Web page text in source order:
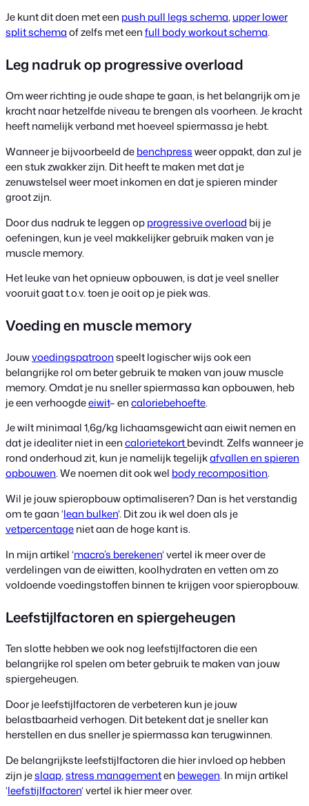
Je kunt dit doen met een push pull legs schema,upper lower
split schemaof zelfs met eenfull body workout schema.
Leg nadruk op progressive overload
Om weer richting je oude shape te gaan, is het belangrijk om je
kracht naar hetzelfde niveau te brengen als voorheen. Je kracht
heeft namelijk verband met hoeveel spiermassa je hebt.
Wanneer je bijvoorbeeld debenchpressweer oppakt, dan zul je
een stuk zwakker zijn. Dit heeft te maken met dat je
zenuwstelsel weer moet inkomen en dat je spieren minder
groot zijn.
Door dus nadruk te leggen opprogressive overload bij je
oefeningen, kun je veel makkelijker gebruik maken van je
muscle memory.
Het leuke van het opnieuw opbouwen, is dat je veel sneller
vooruit gaat t.o.v. toen je ooit op je piek was.
Voeding en muscle memory
Jouwvoedingspatroonspeelt logischer wijs ook een
belangrijke rol om beter gebruik te maken van jouw muscle
memory. Omdat je nu sneller spiermassa kan opbouwen, heb
je een verhoogdeeiwit– encaloriebehoefte.
Je wilt minimaal 1,6g/kg lichaamsgewicht aan eiwit nemen en
dat je idealiter niet in eencalorietekortbevindt. Zelfs wanneer je
rond onderhoud zit, kun je namelijk tegelijkafvallen en spieren
opbouwen. We noemen dit ook wel body recomposition.
Wil je jouw spieropbouw optimaliseren? Dan is het verstandig
om te gaan ‘lean bulken‘. Dit zou ik wel doen als je
vetpercentageniet aan de hoge kant is.
In mijn artikel ‘macro’s berekenen‘ vertel ik meer over de
verdelingen van de eiwitten, koolhydraten en vetten om zo
voldoende voedingstoffen binnen te krijgen voor spieropbouw.
Leefstijlfactoren en spiergeheugen
Ten slotte hebben we ook nog leefstijlfactoren die een
belangrijke rol spelen om beter gebruik te maken van jouw
spiergeheugen.
Door je leefstijlfactoren de verbeteren kun je jouw
belastbaarheid verhogen. Dit betekent dat je sneller kan
herstellen en dus sneller je spiermassa kan terugwinnen.
De belangrijkste leefstijlfactoren die hier invloed op hebben
zijn jeslaap,stress managementen bewegen. In mijn artikel
‘leefstijlfactoren‘ vertel ik hier meer over.